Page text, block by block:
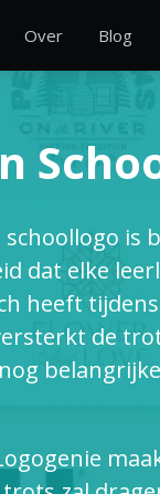
Over Blog
is
dat elke
heeft
de